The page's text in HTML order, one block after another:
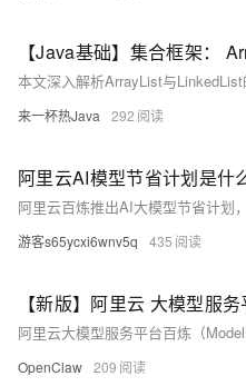
来一杯热Java 292
游客s65ycxi6wnv5q 435
OpenClaw 209